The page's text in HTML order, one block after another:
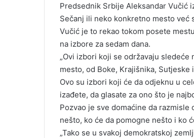
Predsednik Srbije Aleksandar Vučić
Sečanj ili neko konkretno mesto
Vučić je to rekao tokom posete
na izbore za sedam dana.
„Ovi izbori koji se održavaju sledeće
mesto, od Boke, Krajišnika, Sutjeske
Ovo su izbori koji će da odjeknu u
izađete, da glasate za ono što je
Pozvao je sve domaćine da razmisle
nešto, ko će da pomogne nešto i ko
„Tako se u svakoj demokratskoj